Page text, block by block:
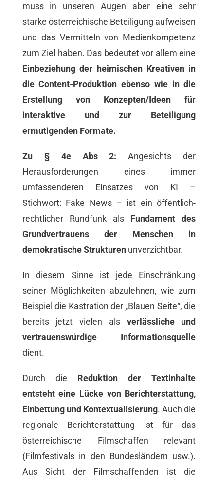
muss in unseren Augen aber eine sehr
starke österreichische Beteiligung aufweisen
und das Vermitteln von Medienkompetenz
zum Ziel haben. Das bedeutet vor allem eine
Einbeziehung der heimischen Kreativen in
die Content-Produktion ebenso wie in die
Erstellung von Konzepten/Ideen für
interaktive und zur Beteiligung
ermutigenden Formate.
Zu § 4e Abs 2: Angesichts der
Herausforderungen eines immer
umfassenderen Einsatzes von KI –
Stichwort: Fake News – ist ein öffentlich-
rechtlicher Rundfunk als Fundament des
Grundvertrauens der Menschen in
demokratische Strukturenunverzichtbar.
In diesem Sinne ist jede Einschränkung
seiner Möglichkeiten abzulehnen, wie zum
Beispiel die Kastration der „Blauen Seite“, die
bereits jetzt vielen als verlässliche und
vertrauenswürdige Informationsquelle
dient.
Durch die Reduktion der Textinhalte
entsteht eine Lücke von Berichterstattung,
Einbettung und Kontextualisierung. Auch die
regionale Berichterstattung ist für das
österreichische Filmschaffen relevant
(Filmfestivals in den Bundesländern usw.).
Aus Sicht der Filmschaffenden ist die